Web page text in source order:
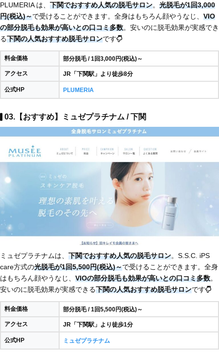
PLUMERIA は、 下関でおすすめ人気の脱毛サロン。 光脱毛が1回3,000
円(税込)～で受けることができます。全身はもちろん顔やうなじ、 VIO
の部分脱毛も効果が高いとの口コミ多数。安いのに脱毛効果が実感でき
る下関の人気おすすめ脱毛サロンです
料金価格 部分脱毛 / 1回3,000円(税込)～
アクセス JR「下関駅」より徒歩8分
公式HP PLUMERIA
03.【おすすめ】ミュゼプラチナム / 下関
ミュゼプラチナムは、 下関でおすすめ人気の脱毛サロン。S.S.C. iPS
care方式の光脱毛が1回5,500円(税込)～で受けることができます。全身
はもちろん顔やうなじ、 VIOの部分脱毛も効果が高いとの口コミ多数。
安いのに脱毛効果が実感できる下関の人気おすすめ脱毛サロンです
料金価格 部分脱毛 / 1回5,500円(税込)～
アクセス JR「下関駅」より徒歩1分
公式HP ミュゼプラチナム